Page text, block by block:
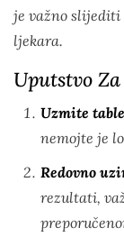
je važno slijediti
ljekara.
Uputstvo
Uzmite
nemojte je
Redovno
rezultati,